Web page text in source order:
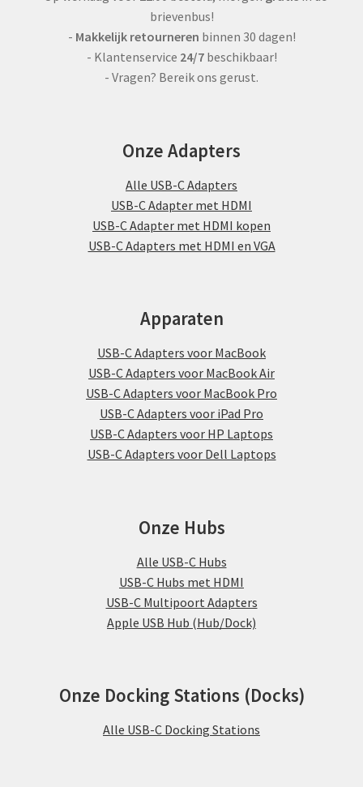
brievenbus!
- Makkelijk retourneren binnen 30 dagen!
- Klantenservice 24/7beschikbaar!
- Vragen? Bereik ons gerust.
Onze Adapters
Alle USB-C Adapters
USB-C Adapter met HDMI
USB-C Adapter met HDMI kopen
USB-C Adapters met HDMI en VGA
Apparaten
USB-C Adapters voor MacBook
USB-C Adapters voor MacBook Air
USB-C Adapters voor MacBook Pro
USB-C Adapters voor iPad Pro
USB-C Adapters voor HP Laptops
USB-C Adapters voor Dell Laptops
Onze Hubs
Alle USB-C Hubs
USB-C Hubs met HDMI
USB-C Multipoort Adapters
Apple USB Hub (Hub/Dock)
Onze Docking Stations (Docks)
Alle USB-C Docking Stations